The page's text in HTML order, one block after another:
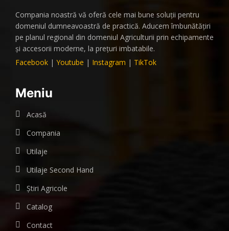
Compania noastră vă oferă cele mai bune soluții pentru
domeniul dumneavoastră de practică. Aducem îmbunătățiri
pe planul regional din domeniul Agriculturii prin echipamente
și accesorii moderne, la prețuri imbatabile.
Facebook | Youtube | Instagram | TikTok
Meniu
Acasă
Compania
Utilaje
Utilaje Second Hand
Știri Agricole
Catalog
Contact